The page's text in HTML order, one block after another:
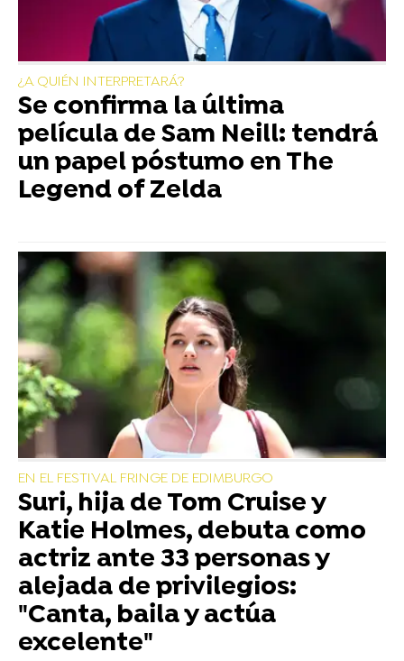
¿A QUIÉN INTERPRETARÁ?
Se confirma la última
película de Sam Neill: tendrá
un papel póstumo en The
Legend of Zelda
EN EL FESTIVAL FRINGE DE EDIMBURGO
Suri, hija de Tom Cruise y
Katie Holmes, debuta como
actriz ante 33 personas y
alejada de privilegios:
"Canta, baila y actúa
excelente"